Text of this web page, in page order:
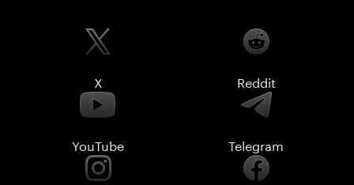
X Reddit
YouTube Telegram